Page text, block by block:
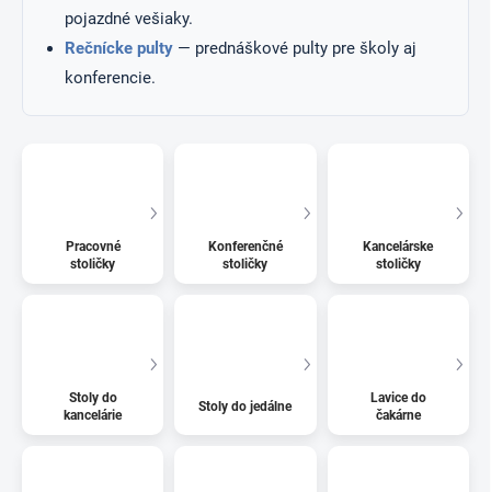
pojazdné vešiaky.
Rečnícke pulty — prednáškové pulty pre školy aj
konferencie.
Pracovné
stoličky
Konferenčné
stoličky
Kancelárske
stoličky
Stoly do
kancelárie
Stoly do jedálne
Lavice do
čakárne